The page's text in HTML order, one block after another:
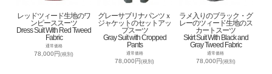
レッドツィード生地のワ
ンピーススーツ
Dress Suit With Red Tweed
Fabric
通常価格
78,000円(税別)
グレーサブリナパンツｘ
ジャケットのセットアッ
プスーツ
Gray Suit with Cropped
Pants
通常価格
78,000円(税別)
ラメ入りのブラック・グ
レーのツィード生地のス
カートスーツ
Skirt Suit With Black and
Gray Tweed Fabric
通常価格
78,000円(税別)